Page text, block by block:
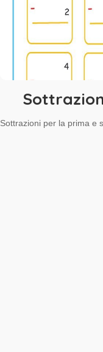
Sottrazioni per la prima e